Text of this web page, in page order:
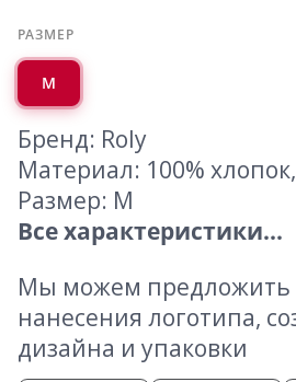
РАЗМЕР
M
Бренд: Roly
Материал: 100%
Размер: M
Все характеристики...
Мы можем предложить
нанесения логотипа,
дизайна и упаковки